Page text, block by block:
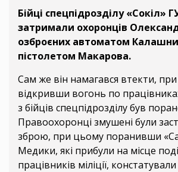
Бійці спецпідрозділу «Сокіл»
затримали охоронців
озброєних автоматом
пістолетом Макарова.
Сам же він намагався втекти,
відкривши вогонь по
з бійців спецпідрозділу був
Правоохоронці змушені були
зброю, при цьому поранивши
Медики, які прибули на місце
працівників міліції,